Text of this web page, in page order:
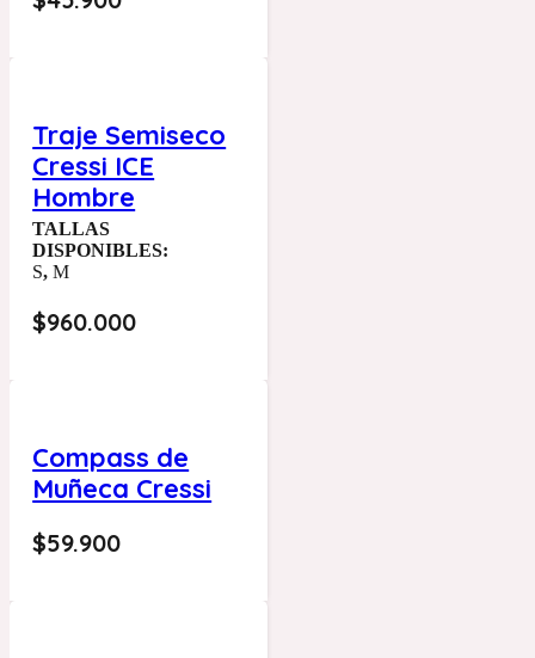
Traje Semiseco
Cressi ICE
Hombre
TALLAS
DISPONIBLES:
S,M
$960.000
Compass de
Muñeca Cressi
$59.900